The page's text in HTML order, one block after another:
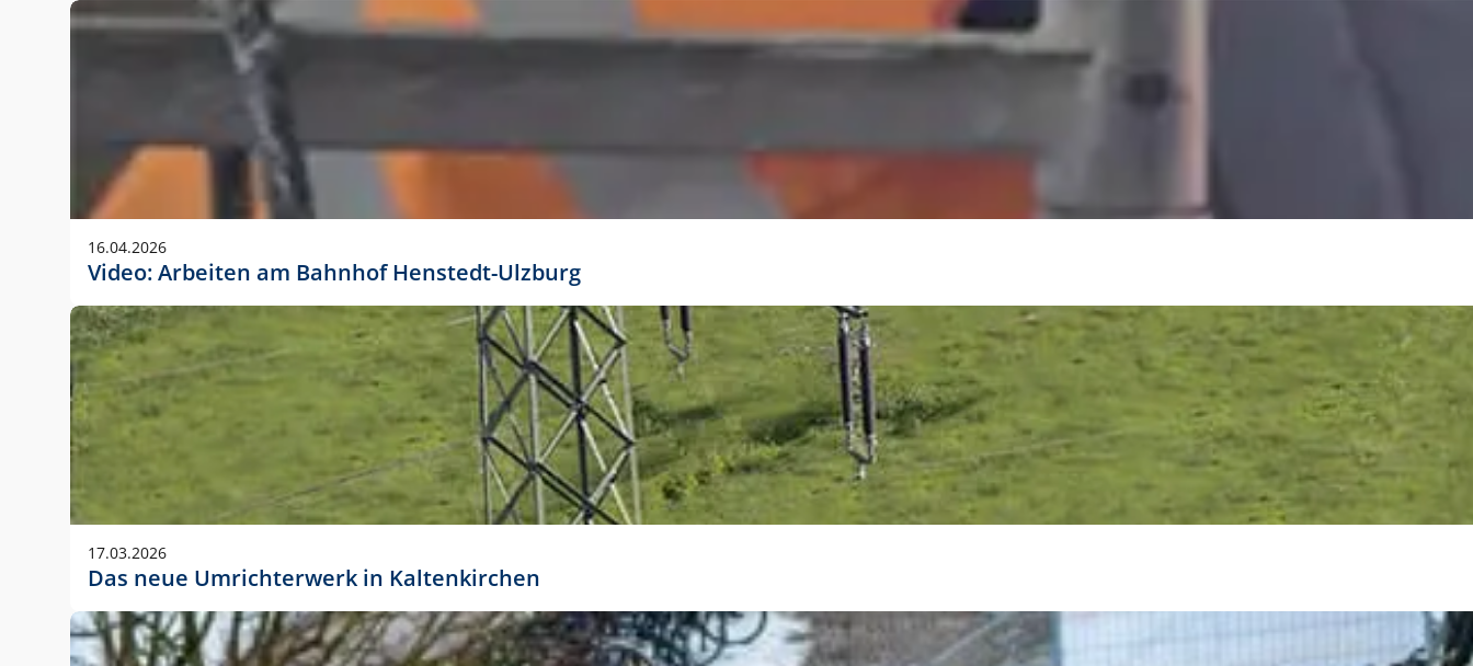
Anwendungsgröße im Layout:
Die Logohöhe beträgt 4 – 10 % der jeweiligen Formathöhe. Daraus ergeben sich für gängige Formate
folgende fest definierte Anwendungsgrößen im Layout:
DIN A3 – 15 mm hoch (5 %)
DIN A1 – 39 mm hoch (5 %)
DIN lang – 10 mm hoch (5 %)
1080 x 1080 px – 78 px hoch (7 %)
In Ausnahmefällen darf das Logo jedoch auch größer oder kleiner gesetzt werden. Dazu bedarf es jedoch
stets der vorherigen Absprache mit der Marketingabteilung.
16.04.2026
Video: Arbeiten am Bahnhof Henstedt-Ulzburg
17.03.2026
Das neue Umrichterwerk in Kaltenkirchen